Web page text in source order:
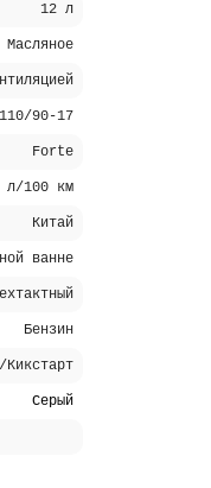
12 л
Масляное
110/90-17
Forte
л/100 км
Китай
ванне
Бензин
Кикстарт
Серый